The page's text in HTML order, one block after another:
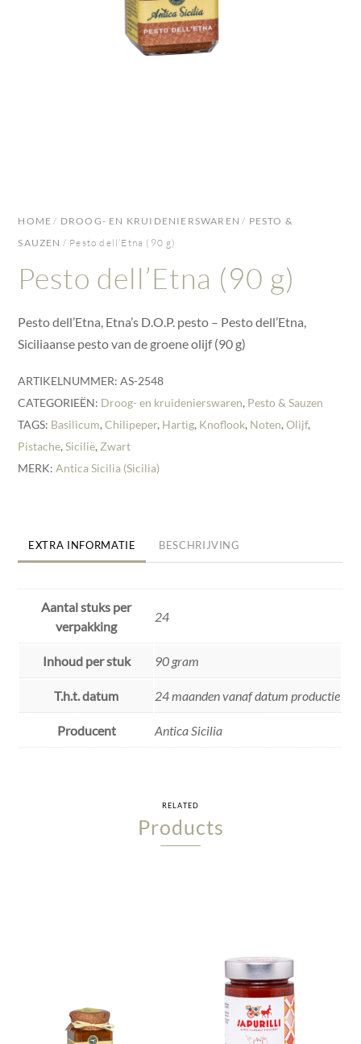
HOME / DROOG- EN KRUIDENIERSWAREN / PESTO &
SAUZEN / Pesto dell’Etna (90 g)
Pesto dell’Etna (90 g)
Pesto dell’Etna, Etna’s D.O.P. pesto – Pesto dell’Etna,
Siciliaanse pesto van de groene olijf (90 g)
ARTIKELNUMMER:AS-2548
CATEGORIEËN: Droog- en kruidenierswaren, Pesto & Sauzen
TAGS: Basilicum,Chilipeper, Hartig, Knoflook, Noten,Olijf,
Pistache,Sicilië, Zwart
MERK:Antica Sicilia (Sicilia)
EXTRA INFORMATIE BESCHRIJVING
Aantal stuks per
verpakking
24
Inhoud per stuk 90 gram
T.h.t. datum 24 maanden vanaf datum productie
Producent Antica Sicilia
RELATED
Products